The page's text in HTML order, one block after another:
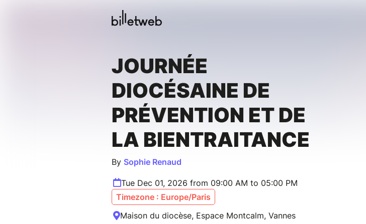
JOURNÉE
DIOCÉSAINE DE
PRÉVENTION ET DE
LA BIENTRAITANCE
By Sophie Renaud
Tue Dec 01, 2026 from 09:00 AM to 05:00 PM
Timezone : Europe/Paris
Maison du diocèse, Espace Montcalm, Vannes